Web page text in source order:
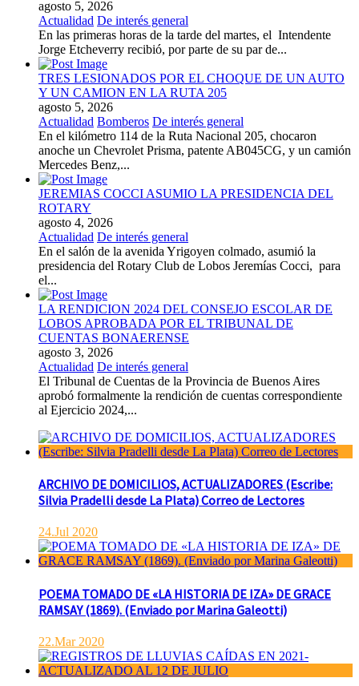
agosto 5, 2026
Actualidad De interés general
En las primeras horas de la tarde del martes, el Intendente
Jorge Etcheverry recibió, por parte de su par de...
TRES LESIONADOS POR EL CHOQUE DE UN AUTO
Y UN CAMION EN LA RUTA 205
agosto 5, 2026
Actualidad Bomberos De interés general
En el kilómetro 114 de la Ruta Nacional 205, chocaron
anoche un Chevrolet Prisma, patente AB045CG, y un camión
Mercedes Benz,...
JEREMIAS COCCI ASUMIO LA PRESIDENCIA DEL
ROTARY
agosto 4, 2026
Actualidad De interés general
En el salón de la avenida Yrigoyen colmado, asumió la
presidencia del Rotary Club de Lobos Jeremías Cocci, para
el...
LA RENDICION 2024 DEL CONSEJO ESCOLAR DE
LOBOS APROBADA POR EL TRIBUNAL DE
CUENTAS BONAERENSE
agosto 3, 2026
Actualidad De interés general
El Tribunal de Cuentas de la Provincia de Buenos Aires
aprobó formalmente la rendición de cuentas correspondiente
al Ejercicio 2024,...
ARCHIVO DE DOMICILIOS, ACTUALIZADORES (Escribe:
Silvia Pradelli desde La Plata) Correo de Lectores
24.Jul 2020
POEMA TOMADO DE «LA HISTORIA DE IZA» DE GRACE
RAMSAY (1869). (Enviado por Marina Galeotti)
22.Mar 2020